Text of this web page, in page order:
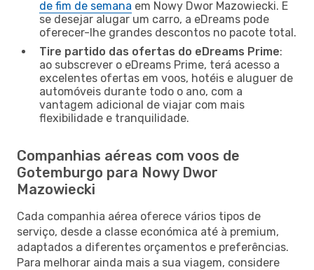
de fim de semana em Nowy Dwor Mazowiecki. E
se desejar alugar um carro, a eDreams pode
oferecer-lhe grandes descontos no pacote total.
Tire partido das ofertas do eDreams Prime:
ao subscrever o eDreams Prime, terá acesso a
excelentes ofertas em voos, hotéis e aluguer de
automóveis durante todo o ano, com a
vantagem adicional de viajar com mais
flexibilidade e tranquilidade.
Companhias aéreas com voos de
Gotemburgo para Nowy Dwor
Mazowiecki
Cada companhia aérea oferece vários tipos de
serviço, desde a classe económica até à premium,
adaptados a diferentes orçamentos e preferências.
Para melhorar ainda mais a sua viagem, considere